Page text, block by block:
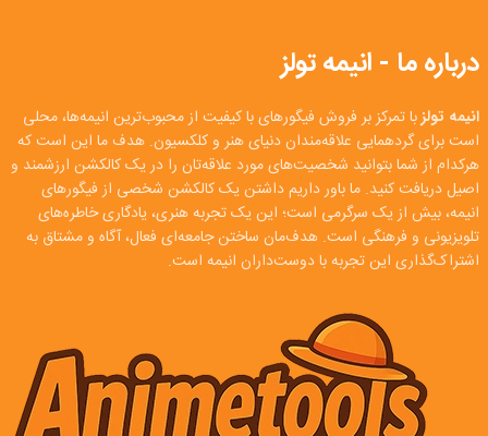
درباره ما - انیمه تولز
انیمه تولزبا تمرکز بر فروش فیگورهای با کیفیت از محبوب‌ترین انیمه‌ها، محلی
است برای گردهمایی علاقه‌مندان دنیای هنر و کلکسیون. هدف ما این است که
هرکدام از شما بتوانید شخصیت‌های مورد علاقه‌تان را در یک کالکشن ارزشمند و
اصیل دریافت کنید. ما باور داریم داشتن یک کالکشن شخصی از فیگورهای
انیمه، بیش از یک سرگرمی است؛ این یک تجربه هنری، یادگاری خاطره‌های
تلویزیونی و فرهنگی است. هدف‌مان ساختن جامعه‌ای فعال، آگاه و مشتاق به
اشتراک‌گذاری این تجربه با دوست‌داران انیمه است.